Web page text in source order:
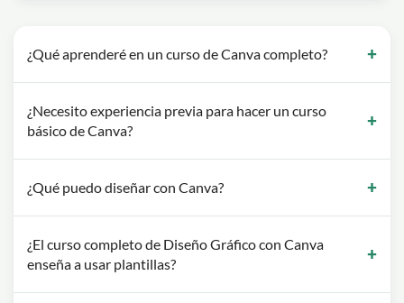
¿Qué aprenderé en un curso de Canva completo?
¿Necesito experiencia previa para hacer un curso
básico de Canva?
¿Qué puedo diseñar con Canva?
¿El curso completo de Diseño Gráfico con Canva
enseña a usar plantillas?